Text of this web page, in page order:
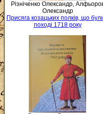
Різніченко Олександр,
Олександр
Присяга козацьких полків, що
поході 1718 року